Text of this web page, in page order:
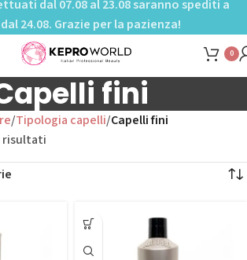
dal 07.08 al 23.08 saranno spediti a
24.08. Grazie per la pazienza!
0
fini
Tipologia capelli Capelli fini
risultati